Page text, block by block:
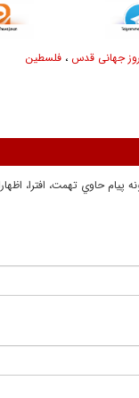
روز جهانی قدس ، فلسطین
پيام حاوي تهمت، افترا،